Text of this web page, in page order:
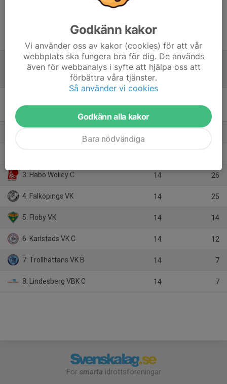
Division 3 Damer - Division
3 Mellersta Västra Damer
3. Habo Wolley C 14 26
4. Falköpings VK 14 25
5. Floby VK 14 14
6. Karlstads VK C 14 12
7. Trollhättans VK B 14 7
8. Lindesberg VBK C 14 7
För smarta idrottsföreningar
Godkänn kakor
Vi använder oss av kakor (cookies) för att vår
webbplats ska fungera bra för dig. De används
även för webbanalys i syfte att hjälpa oss att
förbättra våra tjänster.
Så använder vi cookies
Godkänn alla kakor
Bara nödvändiga